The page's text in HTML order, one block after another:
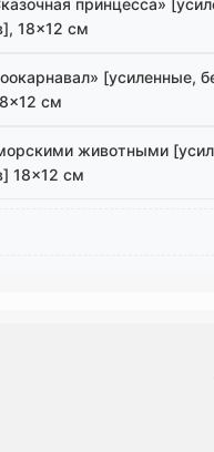
принцесса»
18×12 см
[усиленные,
см
животными
18×12 см